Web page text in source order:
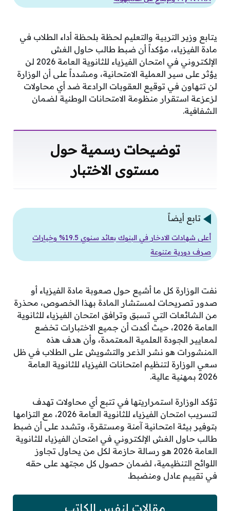
يتابع وزير التربية والتعليم لحظة بلحظة أداء الطلاب في
مادة الفيزياء، مؤكداً أن ضبط طالب حاول الغش
الإلكتروني في امتحان الفيزياء للثانوية العامة 2026 لن
يؤثر على سير العملية الامتحانية، ومشدداً على أن الوزارة
لن تتهاون في توقيع العقوبات الرادعة ضد أي محاولات
لزعزعة استقرار منظومة الامتحانات الوطنية لضمان
الشفافية.
توضيحات رسمية حول
مستوى الاختبار
تابع أيضاً
أعلى شهادات الادخار في البنوك بعائد سنوي 19.5% وخيارات
صرف دورية متنوعة
نفت الوزارة كل ما أشيع حول صعوبة مادة الفيزياء أو
صدور تصريحات لمستشار المادة بهذا الخصوص، محذرة
من الشائعات التي تسبق وترافق امتحان الفيزياء للثانوية
العامة 2026، حيث أكدت أن جميع الاختبارات تخضع
لمعايير الجودة العلمية المعتمدة، وأن هدف هذه
المنشورات هو نشر الذعر والتشويش على الطلاب في ظل
سعي الوزارة لتنظيم امتحانات الفيزياء للثانوية العامة
2026 بمهنية عالية.
تؤكد الوزارة استمراريتها في تتبع أي محاولات تهدف
لتسريب امتحان الفيزياء للثانوية العامة 2026، مع التزامها
بتوفير بيئة امتحانية آمنة ومستقرة، وتشدد على أن ضبط
طالب حاول الغش الإلكتروني في امتحان الفيزياء للثانوية
العامة 2026 هو رسالة حازمة لكل من يحاول تجاوز
اللوائح التنظيمية، لضمان حصول كل مجتهد على حقه
في تقييم عادل ومنضبط.
مقالات لنفس الكاتب